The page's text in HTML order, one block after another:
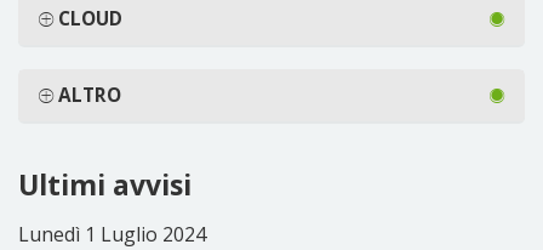
CLOUD
ALTRO
Ultimi avvisi
Lunedì 1 Luglio 2024